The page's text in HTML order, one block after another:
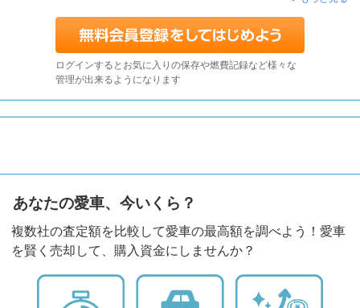
ログインするとお気に入りの保存や燃費記録など様々な
管理が出来るようになります
あなたの愛車、今いくら？
複数社の査定額を比較して愛車の最高額を調べよう！愛車
を賢く売却して、購入資金にしませんか？